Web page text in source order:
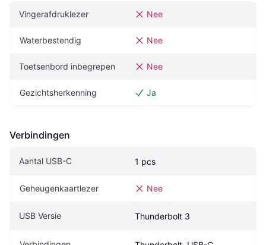
Vingerafdruklezer Nee
Waterbestendig Nee
Toetsenbord inbegrepen Nee
Gezichtsherkenning Ja
Verbindingen
Aantal USB-C 1 pcs
Geheugenkaartlezer Nee
USB Versie Thunderbolt 3